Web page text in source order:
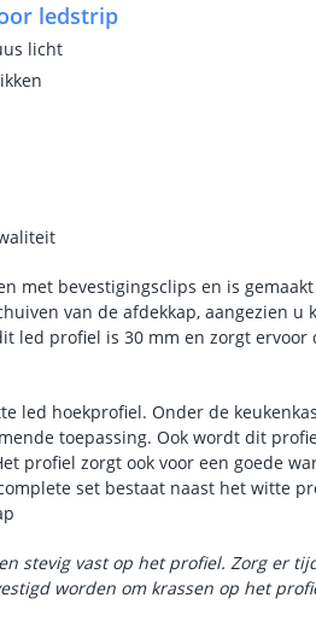
ledstrip
licht
met bevestigingsclips en is
van de afdekkap, aangezien u
led profiel is 30 mm en zorgt
led hoekprofiel. Onder de
toepassing. Ook wordt dit
profiel zorgt ook voor een goede
set bestaat naast het witte
stevig vast op het profiel. Zorg er
worden om krassen op het